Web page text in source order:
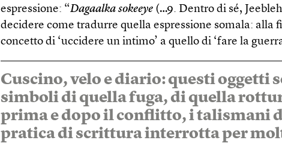
espressione: “Dagaalka sokeeye(…9. Dentro di sé,
decidere come tradurre quella espressione somala: alla
concetto di ‘uccidere un intimo’ a quello di ‘fare la
Cuscino, velo e diario: questi oggetti
simboli di quella fuga, di quella
prima e dopo il conflitto, i talismani
pratica di scrittura interrotta per